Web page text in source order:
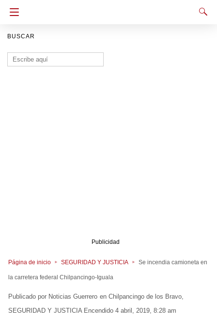
BUSCAR
Buscar:
Publicidad
Página de inicio SEGURIDAD Y JUSTICIA Se incendia camioneta en
la carretera federal Chilpancingo-Iguala
Noticias Guerrero en Chilpancingo de los Bravo
SEGURIDAD Y JUSTICIA Encendido 4 abril, 2019, 8:28 am